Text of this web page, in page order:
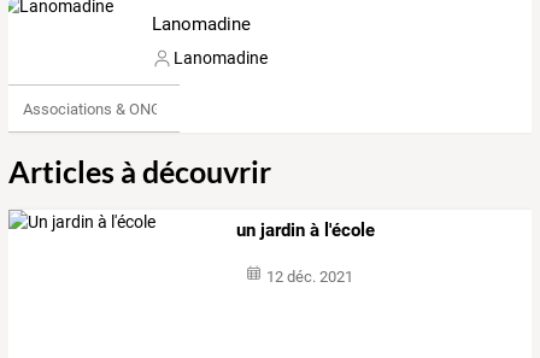
Lanomadine
Lanomadine
Associations & ONG
Articles à découvrir
un jardin à l'école
12 déc. 2021